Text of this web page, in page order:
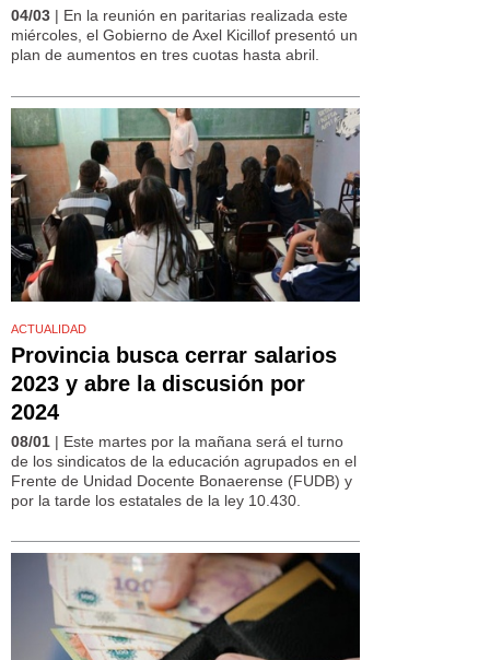
04/03 | En la reunión en paritarias realizada este
miércoles, el Gobierno de Axel Kicillof presentó un
plan de aumentos en tres cuotas hasta abril.
ACTUALIDAD
Provincia busca cerrar salarios
2023 y abre la discusión por
2024
08/01 | Este martes por la mañana será el turno
de los sindicatos de la educación agrupados en el
Frente de Unidad Docente Bonaerense (FUDB) y
por la tarde los estatales de la ley 10.430.